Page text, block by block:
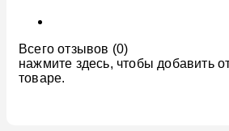
Всего отзывов (0)
нажмите здесь, чтобы добавить
товаре.